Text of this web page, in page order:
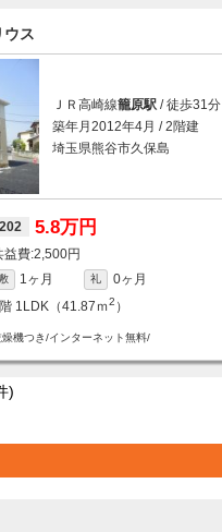
ウス
ＪＲ高崎線籠原駅 / 徒歩31分
築年月2012年4月 / 2階建
埼玉県熊谷市久保島
202 5.8万円
2,500円
1ヶ月 礼
0ヶ月
1LDK（41.87ｍ2 ）
機つき/インターネット無料/
)